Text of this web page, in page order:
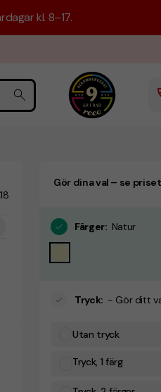
kl. 8–17.
Gör dina val – se
Färger: Natur
Tryck: - Gör ditt
Utan tryck
Tryck, 1 färg